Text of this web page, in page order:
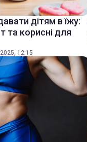
дітям в їжу:
та корисні для
12:15